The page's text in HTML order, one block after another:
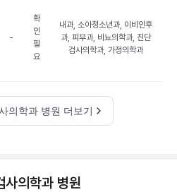
-
확
인
필
요
내과, 소아청소년과, 이비인후
과, 피부과, 비뇨의학과, 진단
검사의학과, 가정의학과
의학과 병원 더보기
사의학과 병원